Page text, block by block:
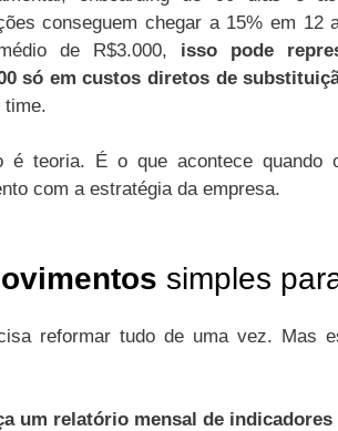
conseguem chegar a 15% em 12
de R$3.000, isso pode
só em custos diretos de
time.
é teoria. É o que acontece quando
com a estratégia da empresa.
simples
reformar tudo de uma vez. Mas
um relatório mensal de indicadores